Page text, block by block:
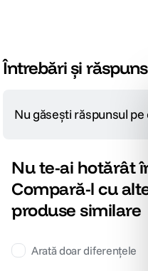
Întrebări și
Nu găsești răspunsul pe
Nu te-ai hotărât
Compară-l cu
produse similare
Arată doar diferențele